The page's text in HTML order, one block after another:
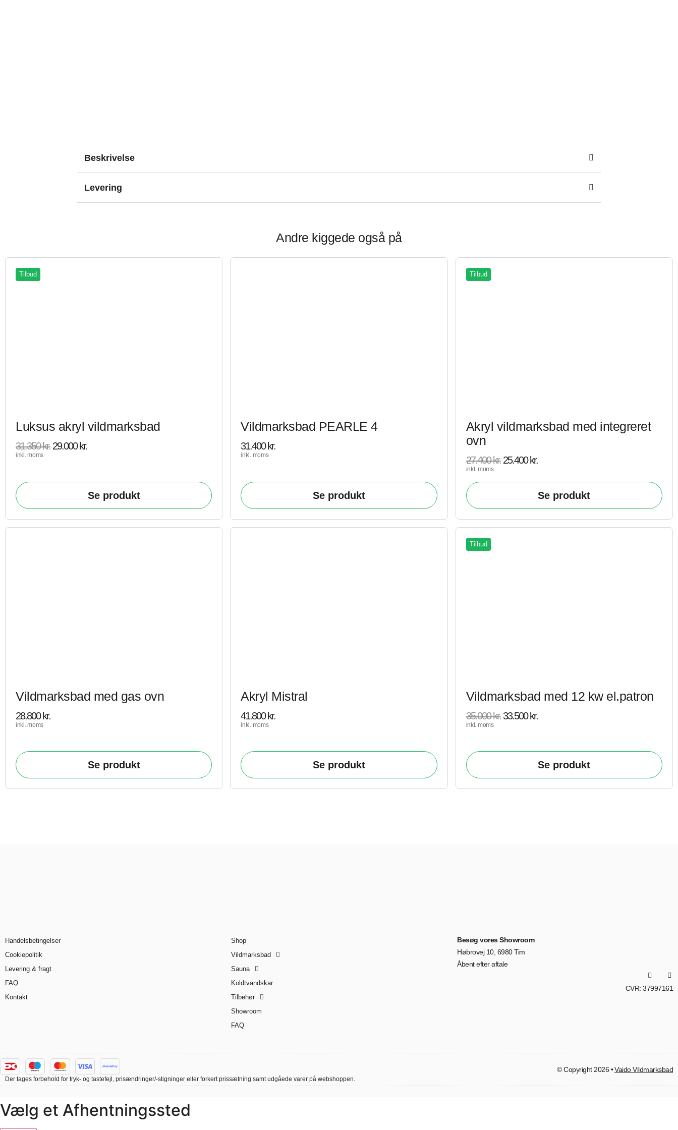
Beskrivelse
Levering
Andre kiggede også på
Tilbud
Luksus akryl vildmarksbad
31.350kr. 29.000 kr.
inkl. moms
Se produkt
Vildmarksbad PEARLE 4
31.400 kr.
inkl. moms
Se produkt
Tilbud
Akryl vildmarksbad med integreret
ovn
27.400kr. 25.400 kr.
inkl. moms
Se produkt
Vildmarksbad med gas ovn
28.800kr.
inkl. moms
Se produkt
Akryl Mistral
41.800kr.
inkl. moms
Se produkt
Tilbud
Vildmarksbad med 12 kw el.patron
35.000kr. 33.500kr.
inkl. moms
Se produkt
Handelsbetingelser
Cookiepolitik
Levering & fragt
FAQ
Kontakt
Shop
Vildmarksbad
Sauna
Koldtvandskar
Tilbehør
Showroom
FAQ
Besøg vores Showroom
Høbrovej 10, 6980 Tim
Åbent efter aftale
CVR: 37997161
© Copyright 2026 •Vaido Vildmarksbad
Der tages forbehold for tryk- og tastefejl, prisændringer/-stigninger eller forkert prissætning samt udgåede varer på webshoppen.
Vælg et Afhentningssted